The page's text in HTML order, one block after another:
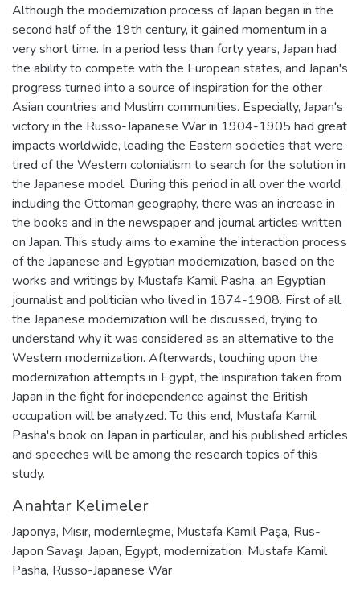
Although the modernization process of Japan began in the
second half of the 19th century, it gained momentum in a
very short time. In a period less than forty years, Japan had
the ability to compete with the European states, and Japan's
progress turned into a source of inspiration for the other
Asian countries and Muslim communities. Especially, Japan's
victory in the Russo-Japanese War in 1904-1905 had great
impacts worldwide, leading the Eastern societies that were
tired of the Western colonialism to search for the solution in
the Japanese model. During this period in all over the world,
including the Ottoman geography, there was an increase in
the books and in the newspaper and journal articles written
on Japan. This study aims to examine the interaction process
of the Japanese and Egyptian modernization, based on the
works and writings by Mustafa Kamil Pasha, an Egyptian
journalist and politician who lived in 1874-1908. First of all,
the Japanese modernization will be discussed, trying to
understand why it was considered as an alternative to the
Western modernization. Afterwards, touching upon the
modernization attempts in Egypt, the inspiration taken from
Japan in the fight for independence against the British
occupation will be analyzed. To this end, Mustafa Kamil
Pasha's book on Japan in particular, and his published articles
and speeches will be among the research topics of this
study.
Anahtar Kelimeler
Japonya, Mısır, modernleşme, Mustafa Kamil Paşa, Rus-
Japon Savaşı, Japan, Egypt, modernization, Mustafa Kamil
Pasha, Russo-Japanese War